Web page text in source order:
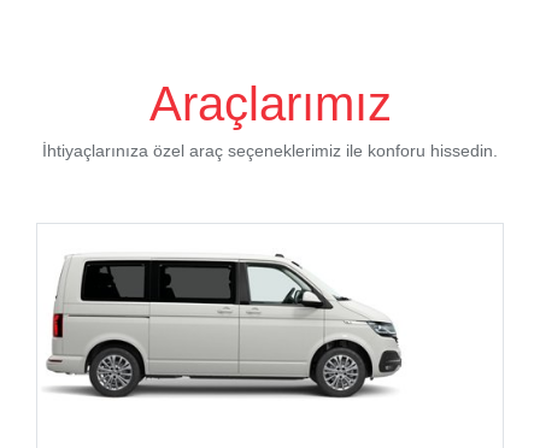
Araçlarımız
İhtiyaçlarınıza özel araç seçeneklerimiz ile konforu hissedin.